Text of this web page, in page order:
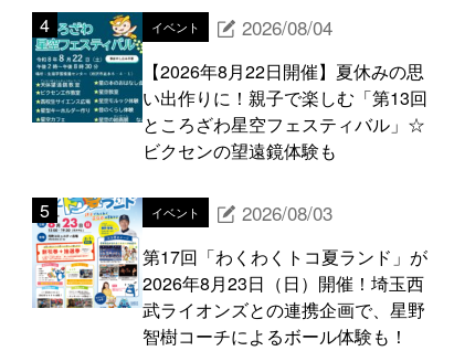
イベント 2026/08/04
【2026年8月22日開催】夏休みの思
い出作りに！親子で楽しむ「第13回
ところざわ星空フェスティバル」☆
ビクセンの望遠鏡体験も
イベント 2026/08/03
第17回「わくわくトコ夏ランド」が
2026年8月23日（日）開催！埼玉西
武ライオンズとの連携企画で、星野
智樹コーチによるボール体験も！